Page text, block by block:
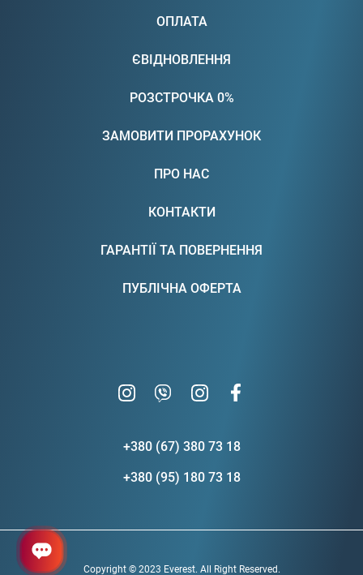
ОПЛАТА
ЄВІДНОВЛЕННЯ
РОЗСТРОЧКА 0%
ЗАМОВИТИ ПРОРАХУНОК
ПРО НАС
КОНТАКТИ
ГАРАНТІЇ ТА ПОВЕРНЕННЯ
ПУБЛІЧНА ОФЕРТА
+380 (67) 380 73 18
+380 (95) 180 73 18
Copyright © 2023 Everest. All Right Reserved.